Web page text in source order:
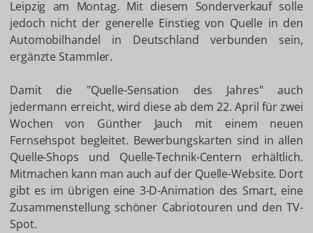
Leipzig am Montag. Mit diesem Sonderverkauf solle
jedoch nicht der generelle Einstieg von Quelle in den
Automobilhandel in Deutschland verbunden sein,
ergänzte Stammler.
Damit die "Quelle-Sensation des Jahres" auch
jedermann erreicht, wird diese ab dem 22. April für zwei
Wochen von Günther Jauch mit einem neuen
Fernsehspot begleitet. Bewerbungskarten sind in allen
Quelle-Shops und Quelle-Technik-Centern erhältlich.
Mitmachen kann man auch auf der Quelle-Website. Dort
gibt es im übrigen eine 3-D-Animation des Smart, eine
Zusammenstellung schöner Cabriotouren und den TV-
Spot.